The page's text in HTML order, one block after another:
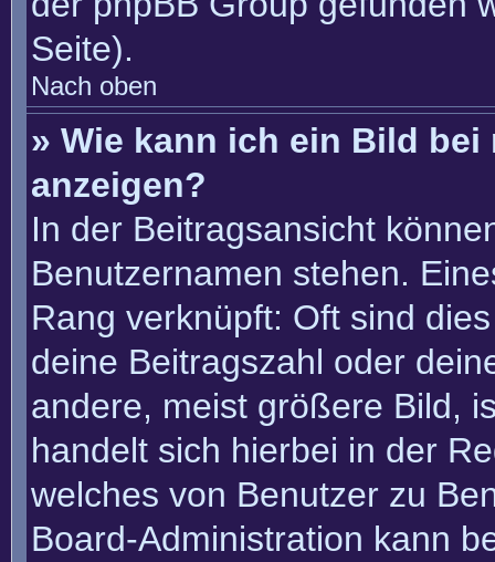
Seite).
Nach oben
» Wie kann ich ein Bild bei
anzeigen?
In der Beitragsansicht
Benutzernamen stehen.
Rang verknüpft: Oft sind
deine Beitragszahl oder
andere, meist größere Bild,
handelt sich hierbei in der
welches von Benutzer zu
Board-Administration kann